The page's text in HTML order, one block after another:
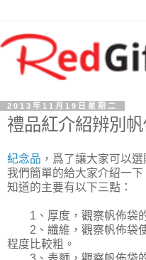
2013年11月19日星期二
禮品紅介紹辨別
紀念品 ，爲了讓大家可以
我們簡單的給大家介紹一
知道的主要有以下三點：
1、厚度，觀察帆佈袋的
2、纖維，觀察帆佈袋使
程度比較粗。